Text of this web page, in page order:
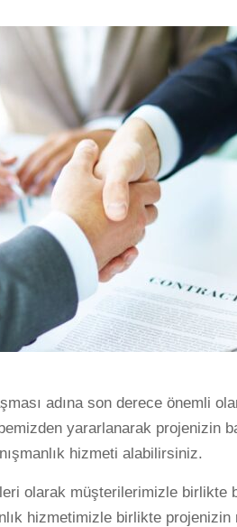
adına son derece önemli
yararlanarak projenizin
hizmeti alabilirsiniz.
olarak müşterilerimizle birlikte
hizmetimizle birlikte